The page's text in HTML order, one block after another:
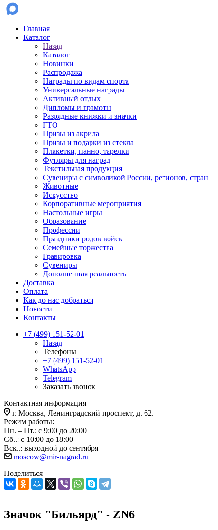
Главная
Каталог
Назад
Каталог
Новинки
Распродажа
Награды по видам спорта
Универсальные награды
Активный отдых
Дипломы и грамоты
Разрядные книжки и значки
ГТО
Призы из акрила
Призы и подарки из стекла
Плакетки, панно, тарелки
Футляры для наград
Текстильная продукция
Сувениры с символикой России, регионов, стран
Животные
Искусство
Корпоративные мероприятия
Настольные игры
Образование
Профессии
Праздники родов войск
Семейные торжества
Гравировка
Сувениры
Дополненная реальность
Доставка
Оплата
Как до нас добраться
Новости
Контакты
+7 (499) 151-52-01
Назад
Телефоны
+7 (499) 151-52-01
WhatsApp
Telegram
Заказать звонок
Контактная информация
г. Москва, Ленинградский проспект, д. 62.
Режим работы:
Пн. – Пт.: с 9:00 до 20:00
Сб..: с 10:00 до 18:00
Вск..: выходной до сентября
moscow@mir-nagrad.ru
Поделиться
Значок "Бильярд" - ZN6